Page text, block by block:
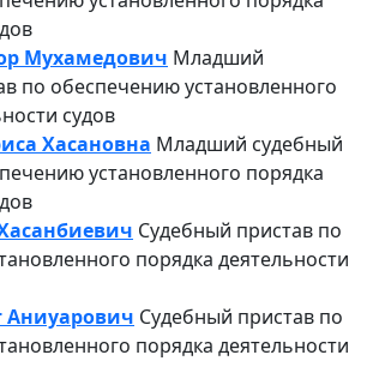
Мухамедович Младший
по обеспечению установленного
судов
Хасановна Младший судебный
установленного порядка
Судебный пристав по
порядка деятельности
Аниуарович Судебный пристав по
порядка деятельности